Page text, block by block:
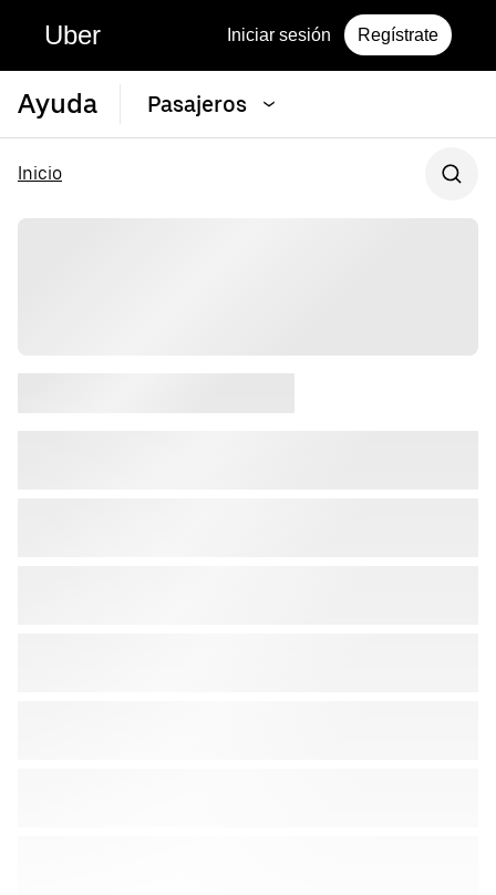
Uber Iniciar sesión Regístrate
Ayuda Pasajeros
Inicio